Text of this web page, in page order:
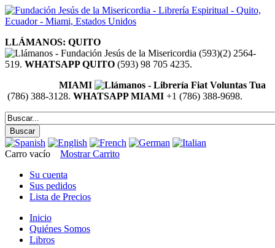
LLÁMANOS: QUITO
(593)(2) 2564-
519. WHATSAPP QUITO (593) 98 705 4235.
MIAMI
(786) 388-3128. WHATSAPP MIAMI +1 (786) 388-9698.
Carro vacío
Mostrar Carrito
Su cuenta
Sus pedidos
Lista de Precios
Inicio
Quiénes Somos
Libros